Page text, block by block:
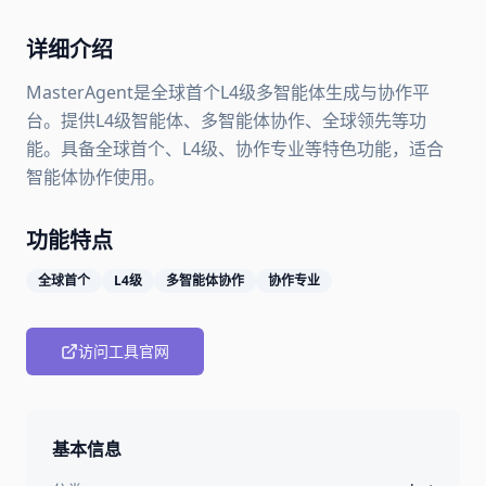
详细介绍
MasterAgent是全球首个L4级多智能体生成与协作平
台。提供L4级智能体、多智能体协作、全球领先等功
能。具备全球首个、L4级、协作专业等特色功能，适合
智能体协作使用。
功能特点
全球首个 L4级 多智能体协作 协作专业
访问工具官网
基本信息